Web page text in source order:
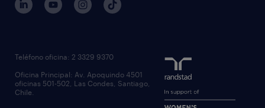
Teléfono oficina: 2 3329 9370
Oficina Principal: Av. Apoquindo 4501
oficinas 501-502, Las Condes, Santiago,
Chile.